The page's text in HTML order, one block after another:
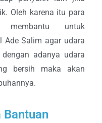
Oleh karena itu para
untuk
Ade Salim agar udara
adanya udara
bersih maka akan
Bantuan